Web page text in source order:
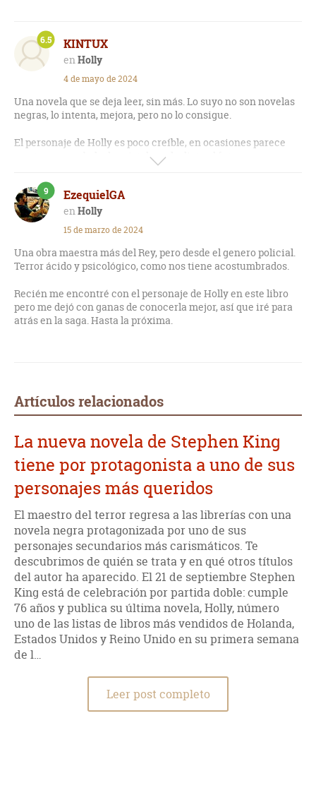
KINTUX
Holly
6.5
4 de mayo de 2024
Una novela que se deja leer, sin más. Lo suyo no son novelas
negras, lo intenta, mejora, pero no lo consigue.
El personaje de Holly es poco creíble, en ocasiones parece
que tenga una bola de cristal que le dicta el futuro.
La historia no está mal, la ambientación en la época Covid la
clava de igual manera que los que creen y no creen en el
Covid.
Acierta en la elección de los asesinos, pero el final... el final es
malo, no me gustó.
EzequielGA
Holly
9
15 de marzo de 2024
Una obra maestra más del Rey, pero desde el genero policial.
Terror ácido y psicológico, como nos tiene acostumbrados.
Recién me encontré con el personaje de Holly en este libro
pero me dejó con ganas de conocerla mejor, así que iré para
atrás en la saga. Hasta la próxima.
Artículos relacionados
La nueva novela de Stephen King
tiene por protagonista a uno de sus
personajes más queridos
El maestro del terror regresa a las librerías con una
novela negra protagonizada por uno de sus
personajes secundarios más carismáticos. Te
descubrimos de quién se trata y en qué otros títulos
del autor ha aparecido. El 21 de septiembre Stephen
King está de celebración por partida doble: cumple
76 años y publica su última novela, Holly, número
uno de las listas de libros más vendidos de Holanda,
Estados Unidos y Reino Unido en su primera semana
de l…
Leer post completo